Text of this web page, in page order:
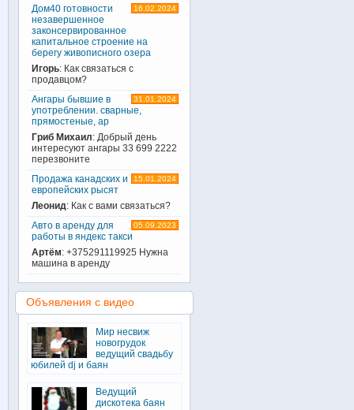
16.02.2024
Дом40 готовности
незавершенное
законсервированное
капитальное строение на
берегу живописного озера
Игорь: Как связаться с
продавцом?
31.01.2024
Ангары бывшие в
употреблении. сварные,
прямостеные, ар
Гриб Михаил: Добрый день
интересуют ангары 33 699 2222
перезвоните
15.01.2024
Продажа канадских и
европейских рысят
Леонид: Как с вами связаться?
05.09.2023
Авто в аренду для
работы в яндекс такси
Артём: +375291119925 Нужна
машина в аренду
Объявления с видео
Мир несвиж
новогрудок
ведущий свадьбу
юбилей dj и баян
Ведущий
дискотека баян